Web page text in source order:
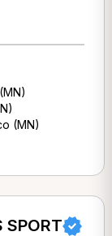
(MN)
SPORT